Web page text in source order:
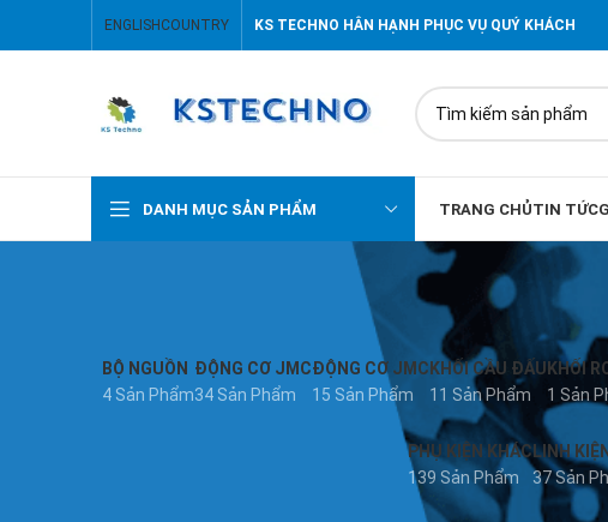
ENGLISH COUNTRY KS TECHNO HÂN HẠNH PHỤC VỤ QUÝ KHÁCH
DANH MỤC SẢN PHẨM TRANG CHỦTIN TỨC
BỘ NGUỒN
4 Sản Phẩm
ĐỘNG CƠ JMC
34 Sản Phẩm
ĐỘNG CƠ JMC
15 Sản Phẩm
KHỐI CẦU ĐẤU
11 Sản Phẩm
KHỐI
1 Sản
PHỤ KIỆN KHÁC
139 Sản Phẩm
LINH
37 Sản